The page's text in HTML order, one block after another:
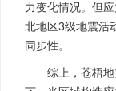
力变化情况。但
北地区3级地震活
同步性。
综上，苍梧